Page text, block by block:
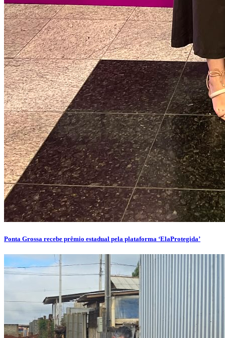
Ponta Grossa recebe prêmio estadual pela plataforma ‘ElaProtegida’